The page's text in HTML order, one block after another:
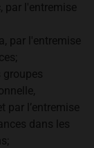
par l'entremise
par l'entremise
groupes
par l’entremise
dans les